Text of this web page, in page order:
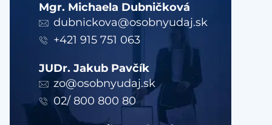
Mgr. Michaela Dubničková
dubnickova@osobnyudaj.sk
+421 915 751 063
JUDr. Jakub Pavčík
zo@osobnyudaj.sk
02/ 800 800 80